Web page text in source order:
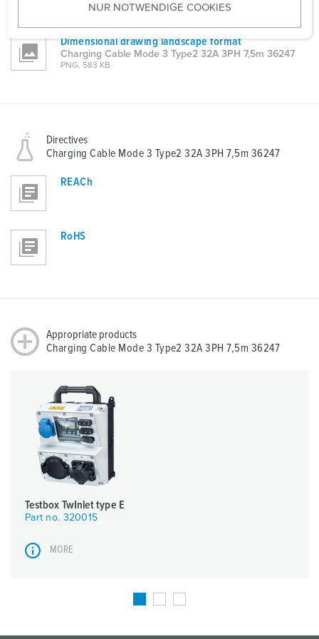
w
a
h
NUR NOTWENDIGE COOKIES
PDF, 80 KB
Dimensional drawing landscape format
Charging Cable Mode 3 Type2 32A 3PH 7,5m 36247
PNG, 583 KB
Directives
Charging Cable Mode 3 Type2 32A 3PH 7,5m 36247
REACh
RoHS
Appropriate products
Charging Cable Mode 3 Type2 32A 3PH 7,5m 36247
Testbox TwInlet type E
Part no. 320015
MORE